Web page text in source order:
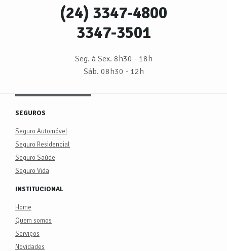
(24) 3347-4800
3347-3501
Seg. à Sex. 8h30 - 18h
Sáb. 08h30 - 12h
SEGUROS
Seguro Automóvel
Seguro Residencial
Seguro Saúde
Seguro Vida
INSTITUCIONAL
Home
Quem somos
Serviços
Novidades